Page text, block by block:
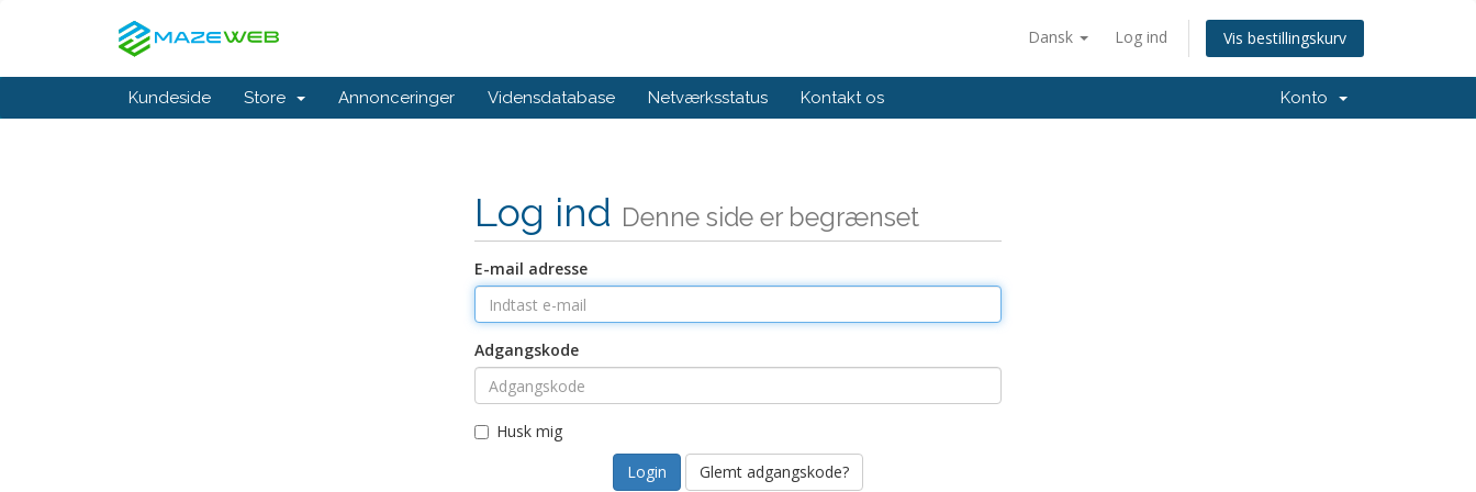
Dansk Log ind Vis bestillingskurv
Kundeside Store Annonceringer Vidensdatabase Netværksstatus Kontakt os Konto
Log ind Denne side er begrænset
E-mail adresse
Adgangskode
Husk mig
Glemt adgangskode?